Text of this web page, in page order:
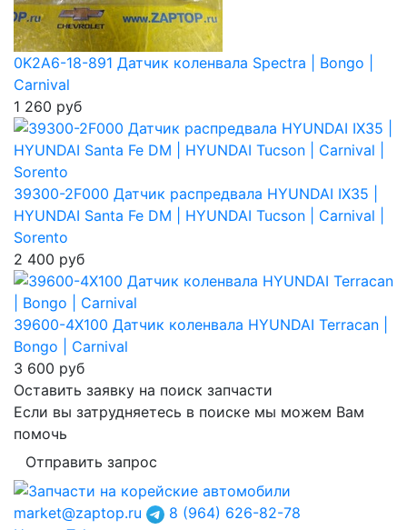
0K2A6-18-891 Датчик коленвала Spectra | Bongo |
Carnival
1 260 руб
39300-2F000 Датчик распредвала HYUNDAI IX35 |
HYUNDAI Santa Fe DM | HYUNDAI Tucson | Carnival |
Sorento
2 400 руб
39600-4X100 Датчик коленвала HYUNDAI Terracan |
Bongo | Carnival
3 600 руб
Оставить заявку на поиск запчасти
Если вы затрудняетесь в поиске мы можем Вам
помочь
Отправить запрос
market@zaptop.ru
8 (964) 626-82-78